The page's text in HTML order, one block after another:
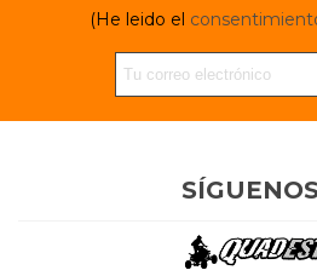
(He leido el
SÍGUENOS